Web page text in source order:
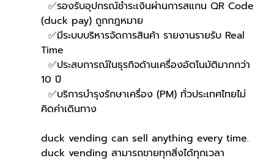
(duck pay) ถูกกฎหมาย
Time
10 ปี
คิดค่าเดินทาง
duck vending can sell anything every time.
duck vending สามารถขายทุกสิ่งได้ทุกเวลา